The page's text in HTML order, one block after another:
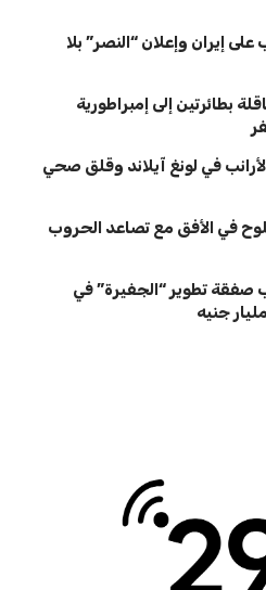
إيران وإعلان “النصر” بلا
بطائرتين إلى إمبراطورية
في لونغ آيلاند وقلق صحي
في الأفق مع تصاعد الحروب
صفقة تطوير “الجفيرة” في